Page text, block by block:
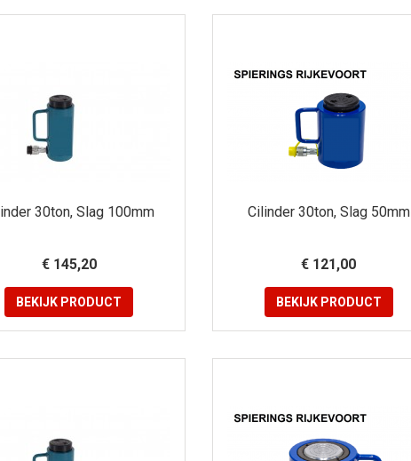
30ton, Slag 100mm
€ 145,20
BEKIJK PRODUCT
Cilinder 30ton, Slag 50mm
€ 121,00
BEKIJKPRODUCT